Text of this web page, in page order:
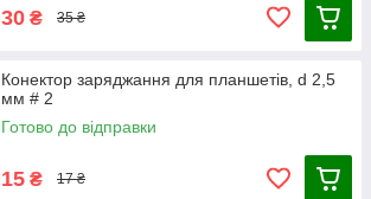
30 ₴ 35 ₴
Конектор заряджання для планшетів, d 2,5
мм # 2
Готово до відправки
15 ₴ 17 ₴